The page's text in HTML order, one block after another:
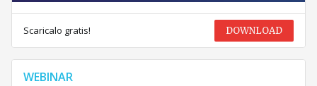
Scaricalo gratis! DOWNLOAD
WEBINAR